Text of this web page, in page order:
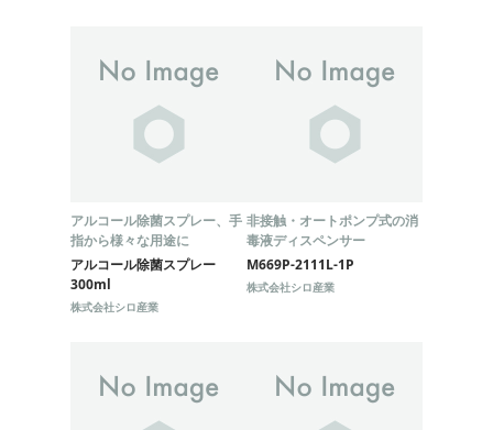
アルコール除菌スプレー、手
指から様々な用途に
アルコール除菌スプレー
300ml
株式会社シロ産業
非接触・オートポンプ式の消
毒液ディスペンサー
M669P-2111L-1P
株式会社シロ産業